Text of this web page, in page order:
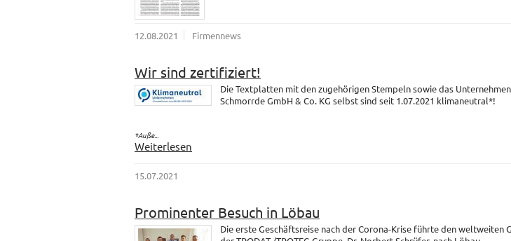
12.08.2021 Firmennews
Wir sind zertifiziert!
Die Textplatten mit den zugehörigen Stempeln sowie das
Schmorrde GmbH & Co. KG selbst sind seit 1.07.2021 klimaneutral*!
*Auße...
Weiterlesen
15.07.2021
Prominenter Besuch in Löbau
Die erste Geschäftsreise nach der Corona-Krise führte den weltweiten